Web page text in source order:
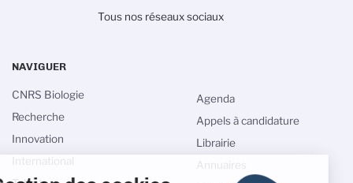
Tous nos réseaux sociaux
NAVIGUER
CNRS Biologie
Recherche
Innovation
International
Agenda
Appels à candidature
Librairie
Annuaires